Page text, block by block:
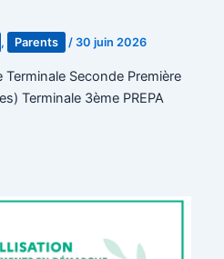
, Parents / 30 juin 2026
Terminale Seconde Première
Terminale 3ème PREPA